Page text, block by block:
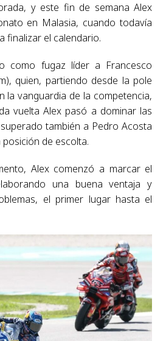
y este fin de semana Alex
en Malasia, cuando todavía
finalizar el calendario.
como fugaz líder a Francesco
quien, partiendo desde la pole
la vanguardia de la competencia,
vuelta Alex pasó a dominar las
también a Pedro Acosta
de escolta.
Alex comenzó a marcar el
una buena ventaja y
el primer lugar hasta el